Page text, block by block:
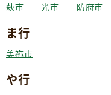
萩市 光市 防府市
ま行
美祢市
や行